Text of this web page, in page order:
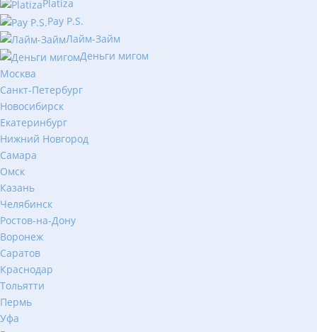
Platiza
Pay P.S.
Лайм-Займ
Деньги мигом
Москва
Санкт-Петербург
Новосибирск
Екатеринбург
Нижний Новгород
Самара
Омск
Казань
Челябинск
Ростов-на-Дону
Воронеж
Саратов
Краснодар
Тольятти
Пермь
Уфа